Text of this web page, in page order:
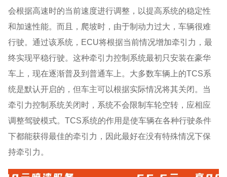
会根据高速时的当前速度进行调整，以提高系统的稳定性
和加速性能。而且，爬坡时，由于制动力过大，车辆很难
行驶。通过该系统，ECU将根据当前情况增加牵引力，最
终实现平稳行驶。这种牵引力控制系统最初只安装在豪华
车上，现在逐渐普及到普通车上。大多数车辆上的TCS系
统是默认开启的，但车主可以根据实际情况将其关闭。当
牵引力控制系统关闭时，系统不会限制车轮空转，应相应
调整驾驶模式。TCS系统的作用是使车辆在各种行驶条件
下都能获得最佳的牵引力，因此最好在没有特殊情况下保
持牵引力。